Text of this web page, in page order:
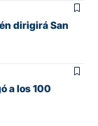
dirigirá San
a los 100